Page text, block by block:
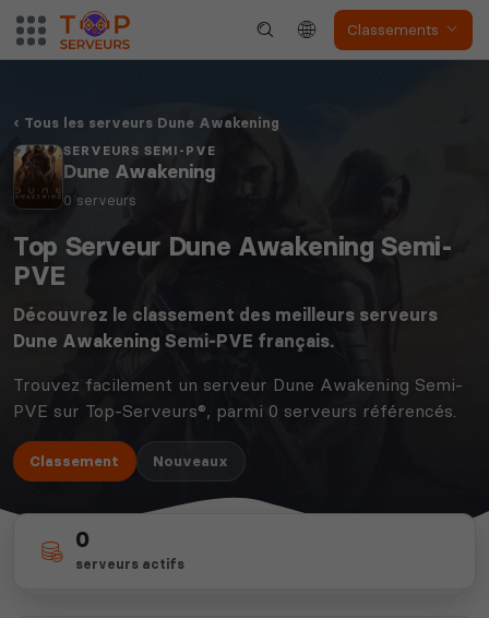
Classements
Dune Awakening Empyrion
Squad
Neverwinter
Myth of Empires
Tous les serveurs Dune Awakening
SERVEURS SEMI-PVE
Dune Awakening
0 serveurs
Top Serveur Dune Awakening Semi-
PVE
Découvrez le classement des meilleurs serveurs
Dune Awakening Semi-PVE français.
Trouvez facilement un serveur Dune Awakening Semi-
PVE sur Top-Serveurs®, parmi 0 serveurs référencés.
Classement Nouveaux
0
serveurs actifs
depuis 2012
14 ans d'expertise
67